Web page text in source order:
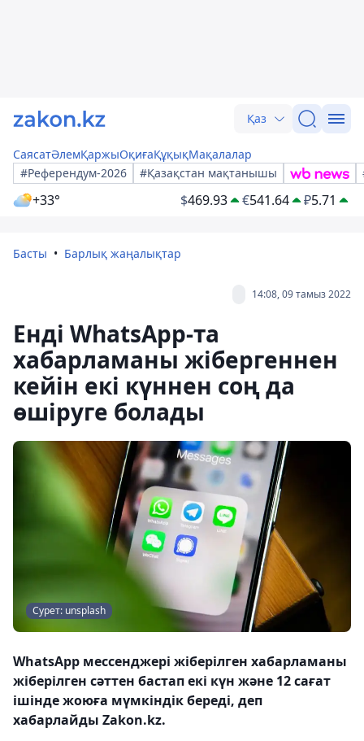
Қаз
СаясатӘлемҚаржыОқиғаҚұқықМақалалар
#Референдум-2026
#Қазақстан мақтанышы
+33° $469.93 €541.64 ₽5.71
Басты Барлық жаңалықтар
14:08, 09 тамыз 2022
Енді WhatsApp-та
хабарламаны жібергеннен
кейін екі күннен соң да
өшіруге болады
Сурет: unsplash
WhatsApp мессенджері жіберілген хабарламаны
жіберілген сәттен бастап екі күн және 12 сағат
ішінде жоюға мүмкіндік береді, деп
хабарлайды Zakon.kz.